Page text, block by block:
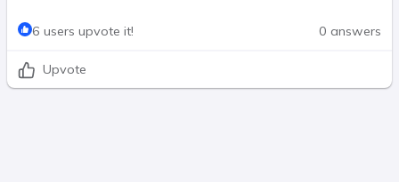
6 users upvote it! 0 answers
Upvote